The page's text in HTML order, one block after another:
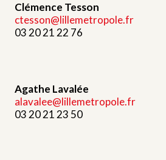
Clémence Tesson
ctesson@lillemetropole.fr
03 20 21 22 76
Agathe Lavalée
alavalee@lillemetropole.fr
03 20 21 23 50